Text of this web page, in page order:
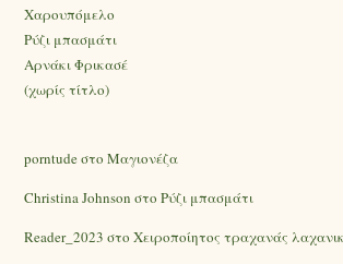
Χαρουπόμελο
Ρύζι μπασμάτι
Αρνάκι Φρικασέ
(χωρίς τίτλο)
porntudeστοMαγιονέζα
Christina Johnson στοΡύζι μπασμάτι
Reader_2023 στοΧειροποίητος τραχανάς